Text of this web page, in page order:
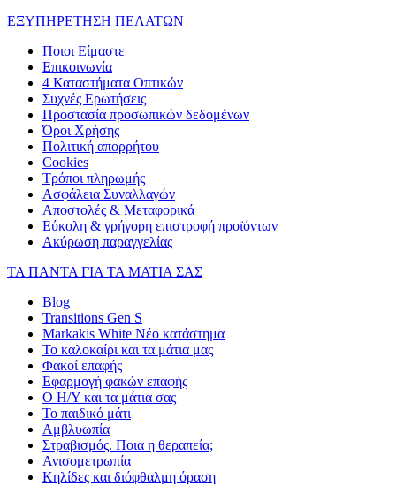
ΕΞΥΠΗΡΕΤΗΣΗ ΠΕΛΑΤΩΝ
Ποιοι Είμαστε
Επικοινωνία
4 Καταστήματα Οπτικών
Συχνές Ερωτήσεις
Προστασία προσωπικών δεδομένων
Όροι Χρήσης
Πολιτική απορρήτου
Cookies
Τρόποι πληρωμής
Ασφάλεια Συναλλαγών
Αποστολές & Μεταφορικά
Εύκολη & γρήγορη επιστροφή προϊόντων
Ακύρωση παραγγελίας
ΤΑ ΠΑΝΤΑ ΓΙΑ ΤΑ ΜΑΤΙΑ ΣΑΣ
Blog
Transitions Gen S
Markakis White Νέο κατάστημα
Το καλοκαίρι και τα μάτια μας
Φακοί επαφής
Εφαρμογή φακών επαφής
Ο Η/Υ και τα μάτια σας
Το παιδικό μάτι
Αμβλυωπία
Στραβισμός. Ποια η θεραπεία;
Ανισομετρωπία
Κηλίδες και διόφθαλμη όραση